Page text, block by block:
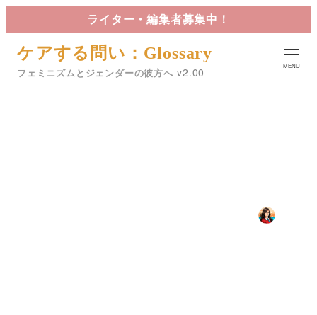
イ
ライター・編集者募集中！
ケアする問い：Glossary
フェミニズムとジェンダーの彼方へ
MENU
著